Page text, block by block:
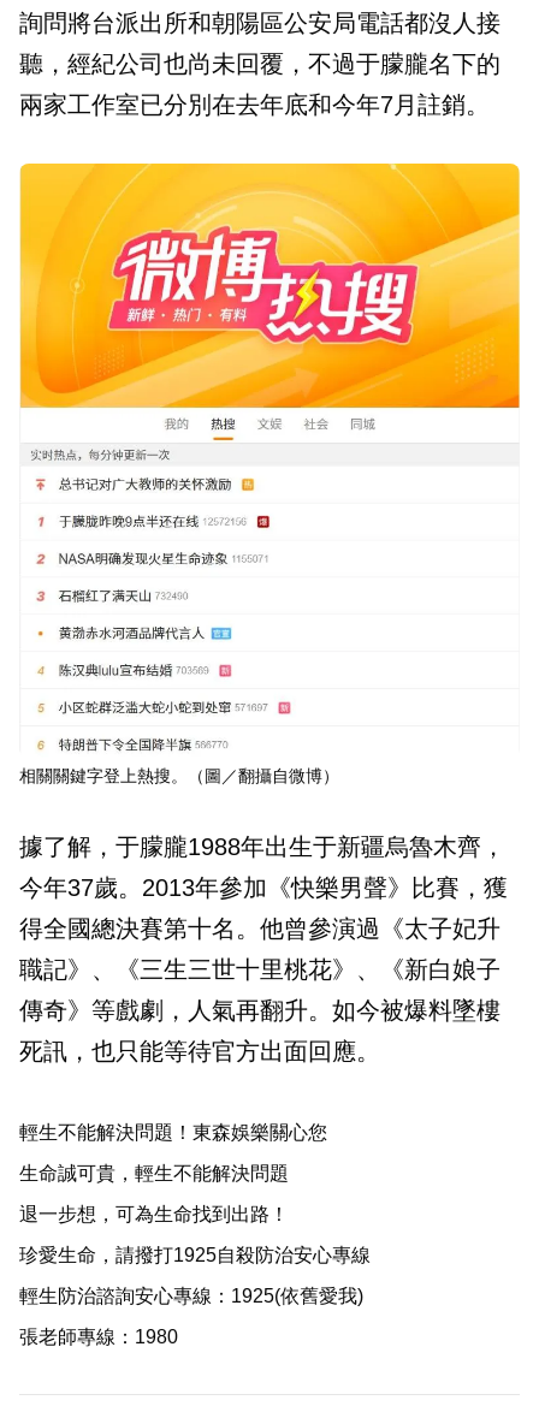
詢問將台派出所和朝陽區公安局電話都沒人接
聽，經紀公司也尚未回覆，不過于朦朧名下的
兩家工作室已分別在去年底和今年7月註銷。
相關關鍵字登上熱搜。（圖／翻攝自微博）
據了解，于朦朧1988年出生于新疆烏魯木齊，
今年37歲。2013年參加《快樂男聲》比賽，獲
得全國總決賽第十名。他曾參演過《太子妃升
職記》、《三生三世十里桃花》、《新白娘子
傳奇》等戲劇，人氣再翻升。如今被爆料墜樓
死訊，也只能等待官方出面回應。
輕生不能解決問題！東森娛樂關心您
生命誠可貴，輕生不能解決問題
退一步想，可為生命找到出路！
珍愛生命，請撥打1925自殺防治安心專線
輕生防治諮詢安心專線：1925(依舊愛我)
張老師專線：1980